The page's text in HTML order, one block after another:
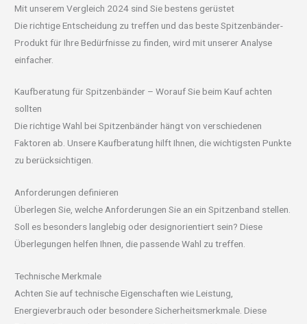
Mit unserem Vergleich 2024 sind Sie bestens gerüstet
Die richtige Entscheidung zu treffen und das beste Spitzenbänder-
Produkt für Ihre Bedürfnisse zu finden, wird mit unserer Analyse
einfacher.
Kaufberatung für Spitzenbänder – Worauf Sie beim Kauf achten
sollten
Die richtige Wahl bei Spitzenbänder hängt von verschiedenen
Faktoren ab. Unsere Kaufberatung hilft Ihnen, die wichtigsten Punkte
zu berücksichtigen.
Anforderungen definieren
Überlegen Sie, welche Anforderungen Sie an ein Spitzenband stellen.
Soll es besonders langlebig oder designorientiert sein? Diese
Überlegungen helfen Ihnen, die passende Wahl zu treffen.
Technische Merkmale
Achten Sie auf technische Eigenschaften wie Leistung,
Energieverbrauch oder besondere Sicherheitsmerkmale. Diese